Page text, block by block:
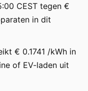
CEST tegen €
in dit
€ 0.1741 /kWh in
of EV-laden uit